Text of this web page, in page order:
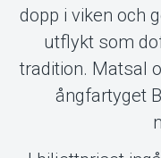
dopp i viken och
utflykt som
tradition. Matsal
ångfartyget